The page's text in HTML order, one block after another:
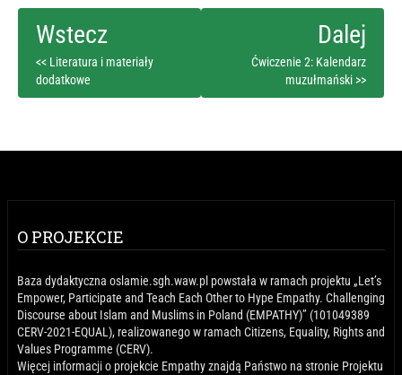
<< Literatura i materiały
dodatkowe
Ćwiczenie 2: Kalendarz
muzułmański >>
O PROJEKCIE
Baza dydaktyczna oslamie.sgh.waw.pl powstała w ramach projektu „Let’s
Empower, Participate and Teach Each Other to Hype Empathy. Challenging
Discourse about Islam and Muslims in Poland (EMPATHY)” (101049389
CERV-2021-EQUAL), realizowanego w ramach Citizens, Equality, Rights and
Values Programme (CERV).
Więcej informacji o projekcie Empathy znajdą Państwo na stronie Projektu